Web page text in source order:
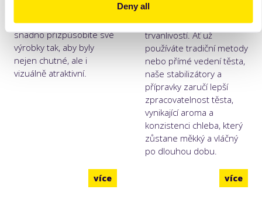
Deny all
texturované varianty,
snadno přizpůsobíte své
výrobky tak, aby byly
nejen chutné, ale i
vizuálně atraktivní.
více
vyšším objemem, lepší
stabilitou a prodlouženou
trvanlivostí. Ať už
používáte tradiční metody
nebo přímé vedení těsta,
naše stabilizátory a
přípravky zaručí lepší
zpracovatelnost těsta,
vynikající aroma a
konzistenci chleba, který
zůstane měkký a vláčný
po dlouhou dobu.
více